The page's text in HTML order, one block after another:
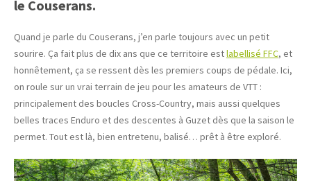
le Couserans.
Quand je parle du Couserans, j’en parle toujours avec un petit
sourire. Ça fait plus de dix ans que ce territoire estlabellisé FFC, et
honnêtement, ça se ressent dès les premiers coups de pédale. Ici,
on roule sur un vrai terrain de jeu pour les amateurs de VTT :
principalement des boucles Cross-Country, mais aussi quelques
belles traces Enduro et des descentes à Guzet dès que la saison le
permet. Tout est là, bien entretenu, balisé… prêt à être exploré.